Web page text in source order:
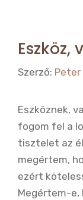
k
Eszköz,
Szerző: Peter
Eszköznek,
fogom fel a
tisztelet az
megértem,
ezért
Megértem-e,